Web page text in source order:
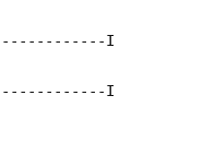
I
I